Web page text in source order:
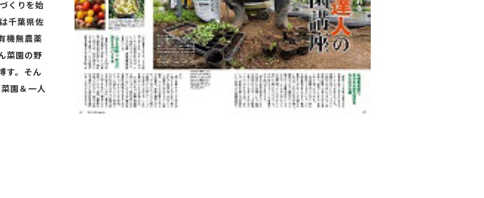
くりを始
千葉県佐
機無農薬
菜園の野
す。そん
園＆一人